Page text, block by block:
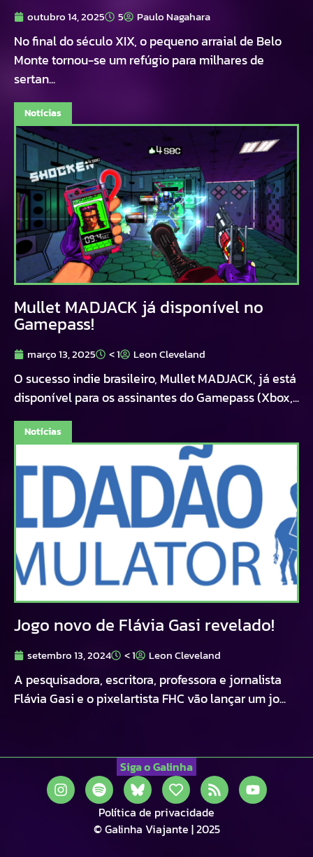
outubro 14, 2025 5 Paulo Nagahara
No final do século XIX, o pequeno arraial de Belo
Monte tornou-se um refúgio para milhares de
sertan...
Notícias
Mullet MADJACK já disponível no
Gamepass!
março 13, 2025 < 1 Leon Cleveland
O sucesso indie brasileiro, Mullet MADJACK, já está
disponível para os assinantes do Gamepass (Xbox,...
Notícias
Jogo novo de Flávia Gasi revelado!
setembro 13, 2024 < 1 Leon Cleveland
A pesquisadora, escritora, professora e jornalista
Flávia Gasi e o pixelartista FHC vão lançar um jo...
Siga o Galinha
Política de privacidade
© Galinha Viajante | 2025